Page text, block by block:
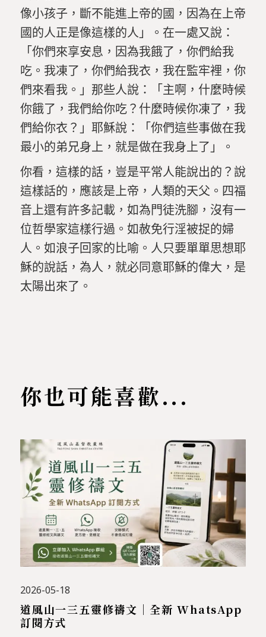
像小孩子，斷不能進上帝的國，因為在上帝
國的人正是像這樣的人」。在一處又說：
「你們來享安息，因為我餓了，你們給我
吃。我凍了，你們給我衣，我在監牢裡，你
們來看我。」那些人說：「主啊，什麼時候
你餓了，我們給你吃？什麼時候你凍了，我
們給你衣？」耶穌說：「你們這些事做在我
最小的弟兄身上，就是做在我身上了」。
你看，這樣的話，豈是平常人能說出的？說
這樣話的，應該是上帝，人類的天父。四福
音上還有許多記載，如為門徒洗腳，沒有一
位哲學家這樣行過。如赦免行淫被捉的婦
人。如浪子回家的比喻。人只要單單思想耶
穌的說話，為人，就必同意耶穌的偉大，是
太陽出來了。
你也可能喜歡...
2026-05-18
道風山一三五靈修禱文｜全新 WhatsApp
訂閱方式